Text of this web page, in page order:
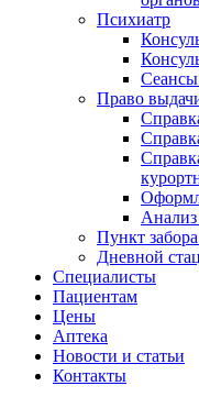
Психиатр
Сеансы
Право
Пункт
Дневной
Специалисты
Пациентам
Цены
Аптека
Новости и статьи
Контакты